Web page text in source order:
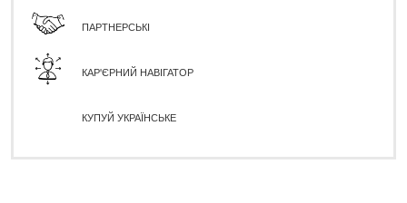
ПАРТНЕРСЬКІ
КАР'ЄРНИЙ НАВІГАТОР
КУПУЙ УКРАЇНСЬКЕ